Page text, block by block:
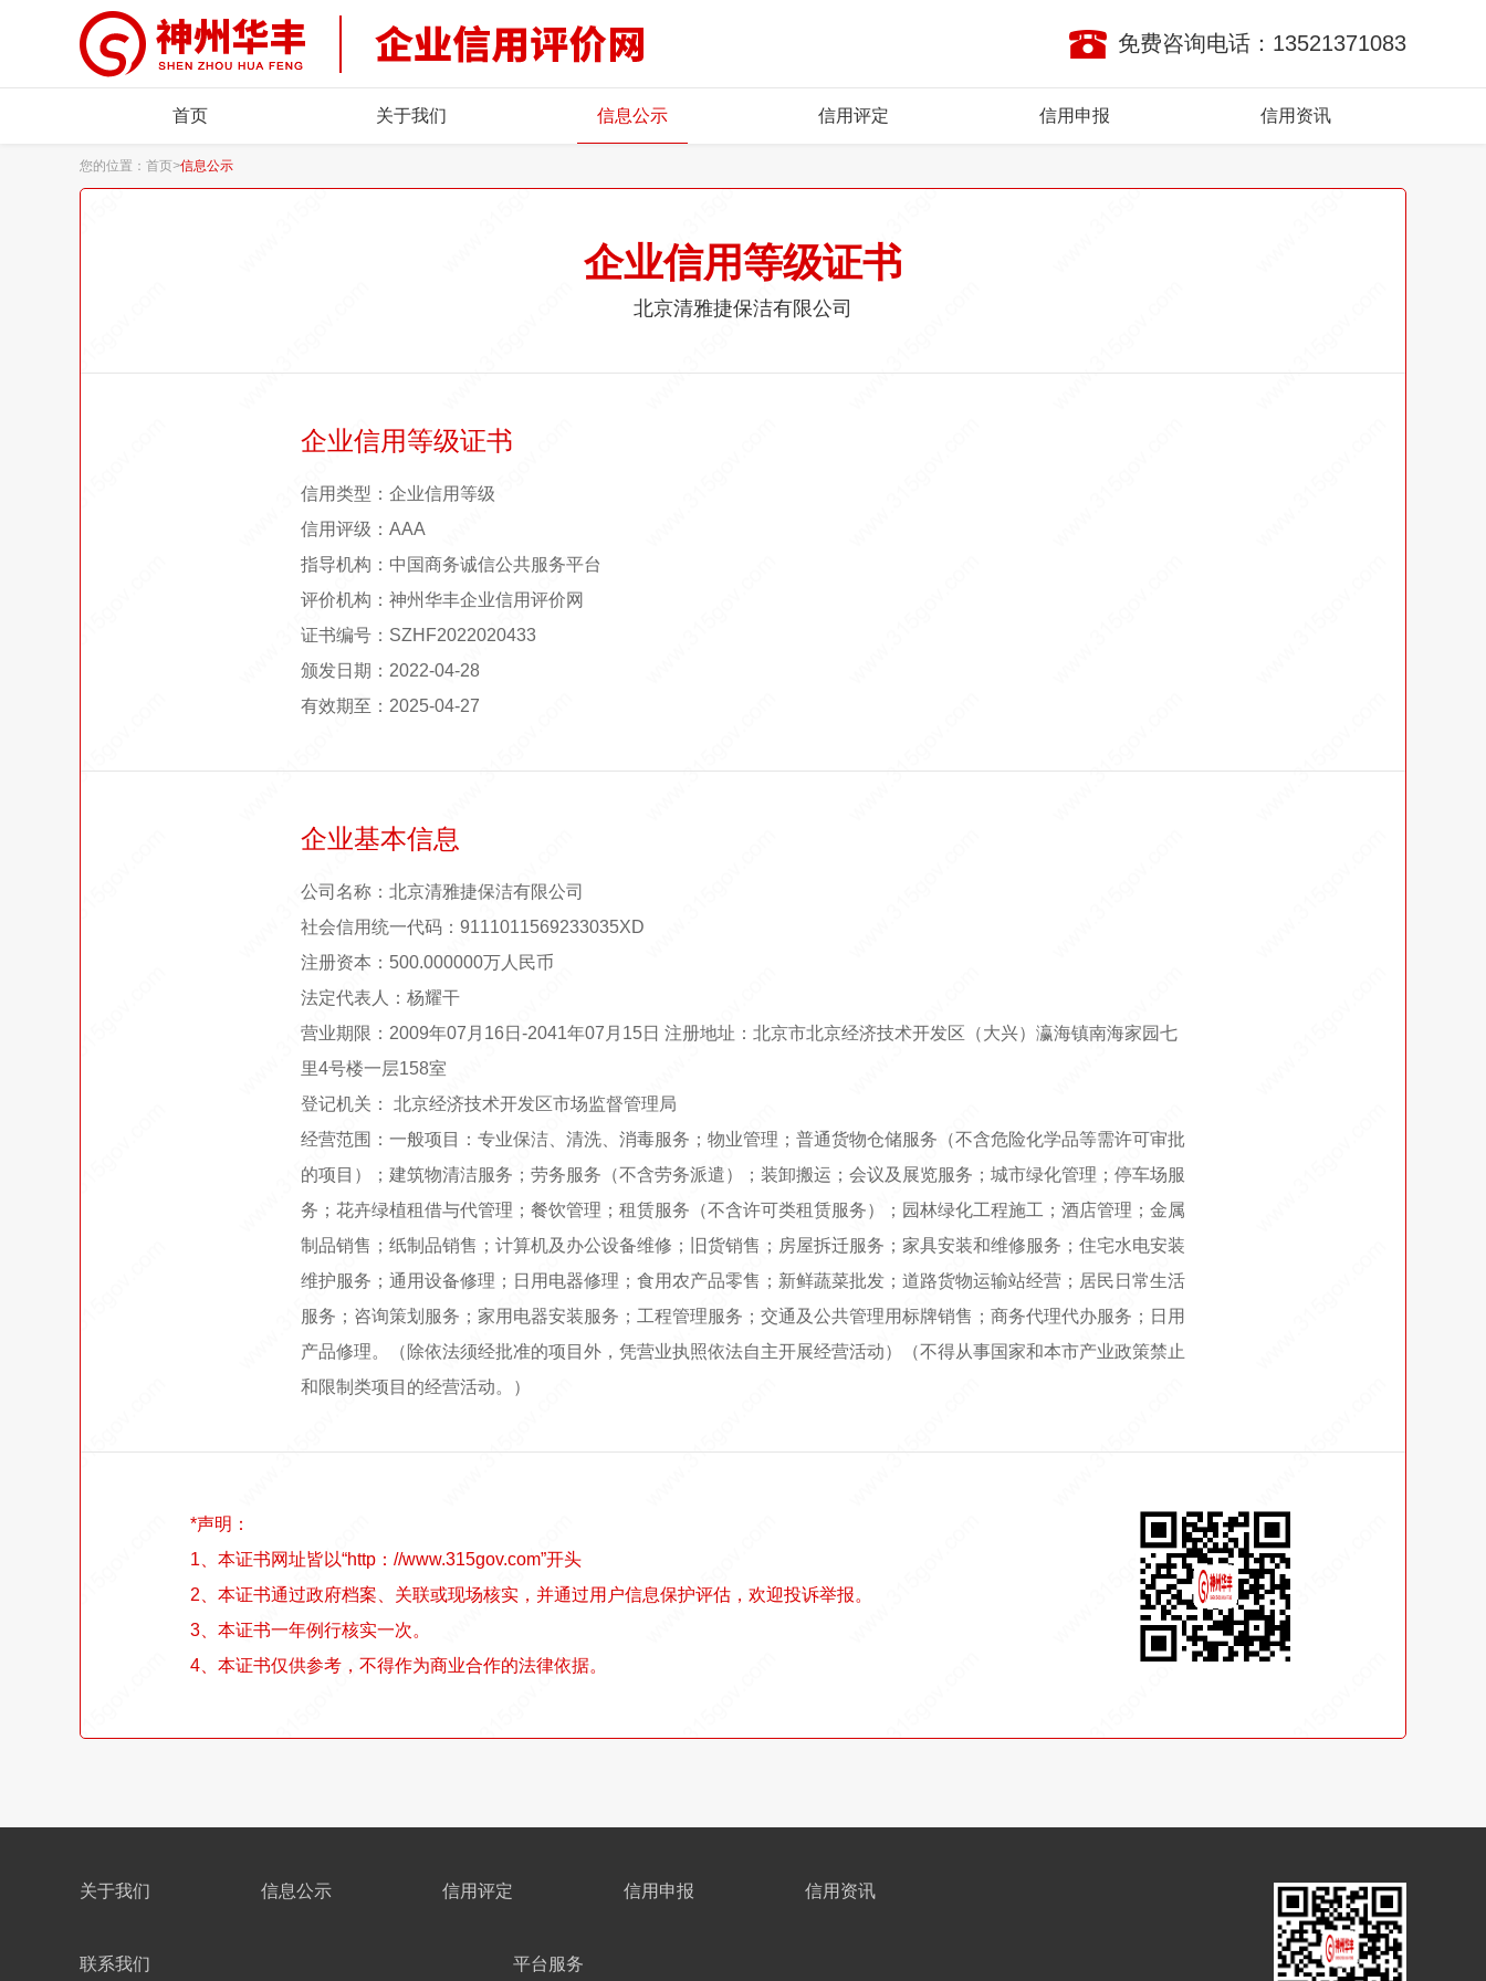
免费咨询电话：13521371083
首页 关于我们 信息公示 信用评定 信用申报 信用资讯
您的位置： 首页>信息公示
企业信用等级证书
北京清雅捷保洁有限公司
企业信用等级证书
信用类型：企业信用等级
信用评级：AAA
指导机构：中国商务诚信公共服务平台
评价机构：神州华丰企业信用评价网
证书编号：SZHF2022020433
颁发日期：2022-04-28
有效期至：2025-04-27
企业基本信息
公司名称：北京清雅捷保洁有限公司
社会信用统一代码：9111011569233035XD
注册资本：500.000000万人民币
法定代表人：杨耀干
营业期限：2009年07月16日-2041年07月15日 注册地址：北京市北京经济技术开发区（大兴）瀛海镇南海家园七
里4号楼一层158室
登记机关： 北京经济技术开发区市场监督管理局
经营范围：一般项目：专业保洁、清洗、消毒服务；物业管理；普通货物仓储服务（不含危险化学品等需许可审批
的项目）；建筑物清洁服务；劳务服务（不含劳务派遣）；装卸搬运；会议及展览服务；城市绿化管理；停车场服
务；花卉绿植租借与代管理；餐饮管理；租赁服务（不含许可类租赁服务）；园林绿化工程施工；酒店管理；金属
制品销售；纸制品销售；计算机及办公设备维修；旧货销售；房屋拆迁服务；家具安装和维修服务；住宅水电安装
维护服务；通用设备修理；日用电器修理；食用农产品零售；新鲜蔬菜批发；道路货物运输站经营；居民日常生活
服务；咨询策划服务；家用电器安装服务；工程管理服务；交通及公共管理用标牌销售；商务代理代办服务；日用
产品修理。（除依法须经批准的项目外，凭营业执照依法自主开展经营活动）（不得从事国家和本市产业政策禁止
和限制类项目的经营活动。）
*声明：
1、本证书网址皆以“http：//www.315gov.com”开头
2、本证书通过政府档案、关联或现场核实，并通过用户信息保护评估，欢迎投诉举报。
3、本证书一年例行核实一次。
4、本证书仅供参考，不得作为商业合作的法律依据。
关于我们 信息公示 信用评定 信用申报 信用资讯
联系我们 平台服务